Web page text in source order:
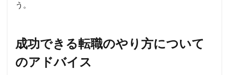
う。
成功できる転職のやり方について
のアドバイス